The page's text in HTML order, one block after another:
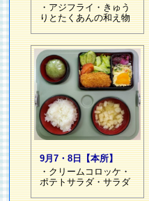
・アジフライ・きゅう
りとたくあんの和え物
9月7・8日【本所】
・クリームコロッケ・
ポテトサラダ・サラダ